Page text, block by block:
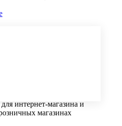
интернет-магазина и
магазинах